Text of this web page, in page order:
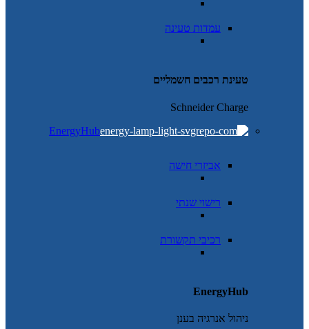
עמדות טעינה
טעינת רכבים חשמליים
Schneider Charge
EnergyHub
אביזרי חישה
רישוי שנתי
רכיבי תקשורת
EnergyHub
ניהול אנרגיה בענן